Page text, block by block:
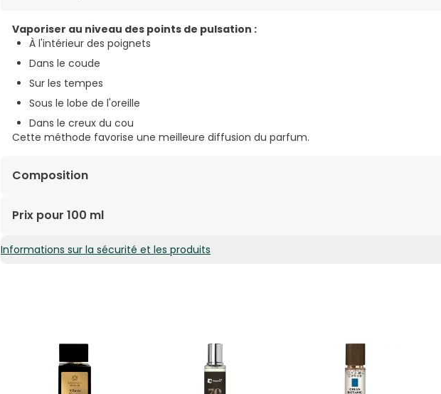
Vaporiser au niveau des points de pulsation :
À l'intérieur des poignets
Dans le coude
Sur les tempes
Sous le lobe de l'oreille
Dans le creux du cou
Cette méthode favorise une meilleure diffusion du parfum.
Composition
Alcohol Denat., Aqua (Water), Parfum (Fragrance), Coumarin, Limonene,
Prix pour 100 ml
11,70€ / 100 ml
Informations sur la sécurité et les produits